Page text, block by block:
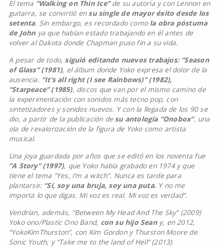
El tema “Walking on Thin Ice”de su autoría y con Lennon en
guitarra, se convirtió en su single de mayor éxito desde los
setenta. Sin embargo, es recordado como la obra póstuma
de John ya que habían estado trabajando en él antes de
volver al Dakota donde Chapman puso fin a su vida.
A pesar de todo, siguió editando nuevos trabajos: “Season
of Glass” (1981), el álbum donde Yoko expresa el dolor de la
ausencia. “It’s all right (I see Rainbows)” (1982),
“Starpeace” (1985), discos que van por el mismo camino de
la experimentación con sonidos más tecno pop, con
sintetizadores y sonidos nuevos. Y con la llegada de los 90 se
dio, a partir de la publicación de su antología “Onobox”, una
ola de revalorización de la figura de Yoko como artista
musical.
Una joya guardada por años que se editó en los noventa fue
“A Story” (1997), que Yoko había grabado en 1974 y que
tiene el tema “Yes, I’m a witch”. Nunca es tarde para
plantarse: “Sí, soy una bruja, soy una puta. Y no me
importa lo que digas. Mi voz es real. Mi voz es verdad”.
Vendrían, además, “Between My Head And The Sky” (2009)
Yoko ono/Plastic Ono Band, con su hijo Seany, en 2012,
“YokoKimThurston”, con Kim Gordon y Thurston Moore de
Sonic Youth, y “Take me to the land of Hell” (2013)